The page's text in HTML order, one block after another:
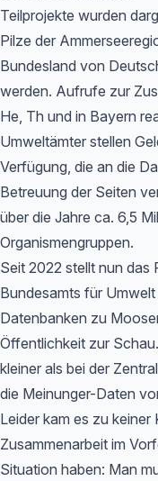
Teilprojekte wurden
Pilze der
Bundesland von
werden. Aufrufe zur
He, Th und in Bayern
Umweltämter stellen
Verfügung, die an die
Betreuung der Seiten
über die Jahre ca. 6,5
Organismengruppen.
Seit 2022 stellt nun das
Bundesamts für
Datenbanken zu
Öffentlichkeit zur
kleiner als bei der
die Meinunger-Daten
Leider kam es zu
Zusammenarbeit im
Situation haben: Man